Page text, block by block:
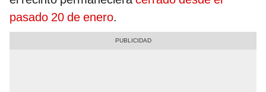
pasado 20 de enero.